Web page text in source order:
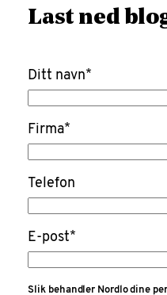
Last ned
Ditt navn*
Firma*
Telefon
E-post*
Slik behandler Nordlo dine